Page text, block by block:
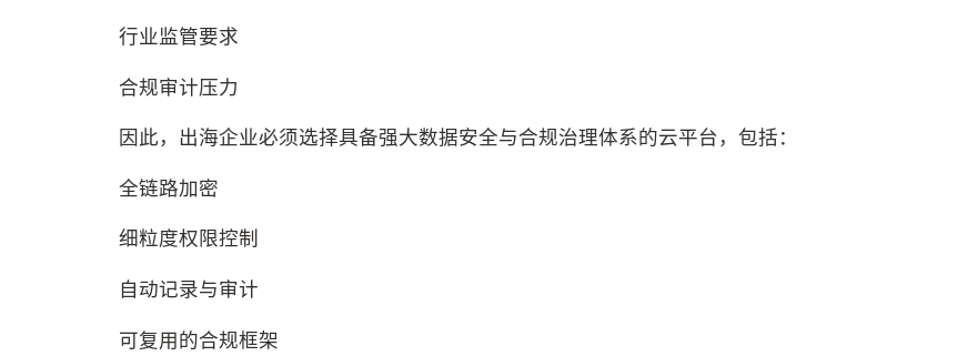
行业监管要求
合规审计压力
因此，出海企业必须选择具备强大数据安全与合规治理体系的云平台，包括：
全链路加密
细粒度权限控制
自动记录与审计
可复用的合规框架